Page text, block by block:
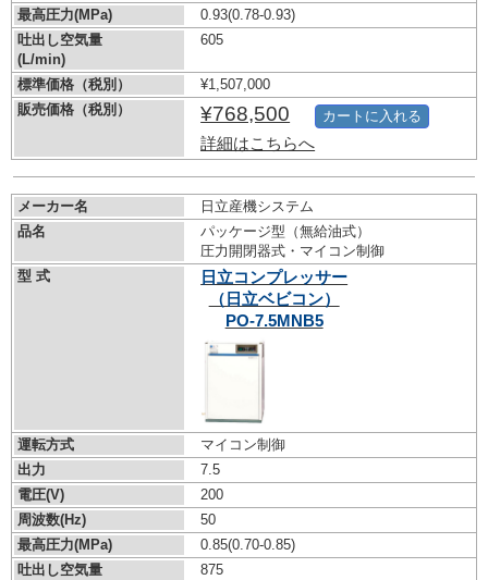
最高圧力(MPa)
0.93(0.78-0.93)
吐出し空気量
(L/min)
605
標準価格（税別）
¥1,507,000
販売価格（税別）
¥768,500
詳細はこちらへ
カートに入れる
メーカー名
日立産機システム
品名
パッケージ型（無給油式）
圧力開閉器式・マイコン制御
型 式
日立コンプレッサー
（日立ベビコン）
PO-7.5MNB5
運転方式
マイコン制御
出力
7.5
電圧(V)
200
周波数(Hz)
50
最高圧力(MPa)
0.85(0.70-0.85)
吐出し空気量
875